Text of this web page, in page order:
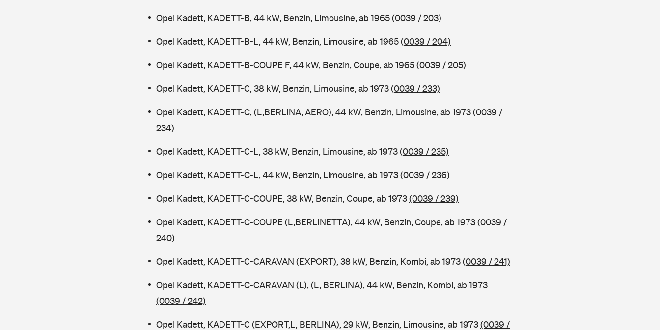
Opel Kadett, KADETT-B, 44 kW, Benzin, Limousine, ab 1965(0039 / 203)
Opel Kadett, KADETT-B-L, 44 kW, Benzin, Limousine, ab 1965(0039 / 204)
Opel Kadett, KADETT-B-COUPE F, 44 kW, Benzin, Coupe, ab 1965(0039 / 205)
Opel Kadett, KADETT-C, 38 kW, Benzin, Limousine, ab 1973(0039 / 233)
Opel Kadett, KADETT-C, (L,BERLINA, AERO), 44 kW, Benzin, Limousine, ab 1973(0039 /
234)
Opel Kadett, KADETT-C-L, 38 kW, Benzin, Limousine, ab 1973(0039 / 235)
Opel Kadett, KADETT-C-L, 44 kW, Benzin, Limousine, ab 1973(0039 / 236)
Opel Kadett, KADETT-C-COUPE, 38 kW, Benzin, Coupe, ab 1973(0039 / 239)
Opel Kadett, KADETT-C-COUPE (L,BERLINETTA), 44 kW, Benzin, Coupe, ab 1973(0039 /
240)
Opel Kadett, KADETT-C-CARAVAN (EXPORT), 38 kW, Benzin, Kombi, ab 1973(0039 / 241)
Opel Kadett, KADETT-C-CARAVAN (L), (L, BERLINA), 44 kW, Benzin, Kombi, ab 1973
(0039 / 242)
Opel Kadett, KADETT-C (EXPORT,L, BERLINA), 29 kW, Benzin, Limousine, ab 1973(0039 /